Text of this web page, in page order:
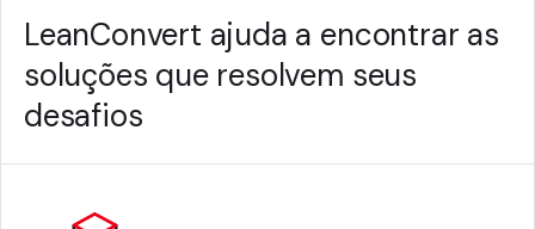
LeanConvert ajuda a encontrar as
soluções que resolvem seus
desafios